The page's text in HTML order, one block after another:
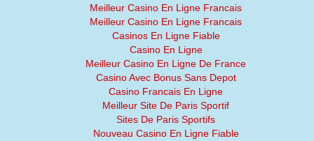
Meilleur Casino En Ligne Francais
Meilleur Casino En Ligne Francais
Casinos En Ligne Fiable
Casino En Ligne
Meilleur Casino En Ligne De France
Casino Avec Bonus Sans Depot
Casino Francais En Ligne
Meilleur Site De Paris Sportif
Sites De Paris Sportifs
Nouveau Casino En Ligne Fiable